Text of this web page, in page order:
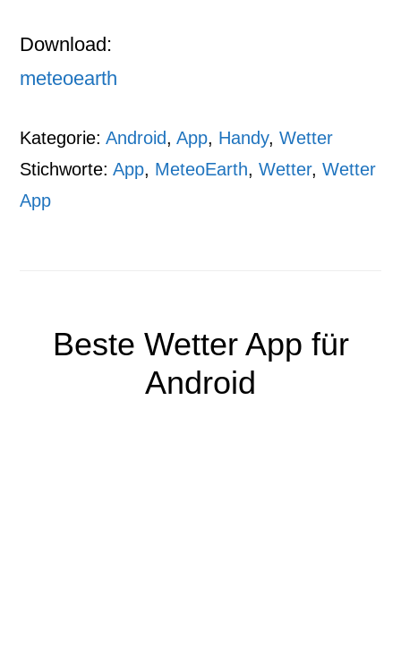
Download:
meteoearth
Kategorie:Android,App, Handy,Wetter
Stichworte:App, MeteoEarth,Wetter,Wetter
App
Beste Wetter App für
Android